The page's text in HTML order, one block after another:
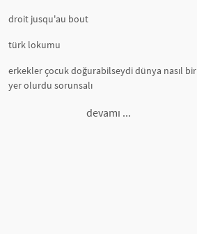
droit jusqu'au bout
türk lokumu
erkekler çocuk doğurabilseydi dünya nasıl bir
yer olurdu sorunsalı
devamı ...